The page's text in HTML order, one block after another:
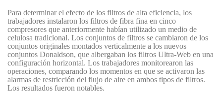
Para determinar el efecto de los filtros de alta eficiencia, los
trabajadores instalaron los filtros de fibra fina en cinco
compresores que anteriormente habían utilizado un medio de
celulosa tradicional. Los conjuntos de filtros se cambiaron de los
conjuntos originales montados verticalmente a los nuevos
conjuntos Donaldson, que albergaban los filtros Ultra-Web en una
configuración horizontal. Los trabajadores monitorearon las
operaciones, comparando los momentos en que se activaron las
alarmas de restricción del flujo de aire en ambos tipos de filtros.
Los resultados fueron notables.